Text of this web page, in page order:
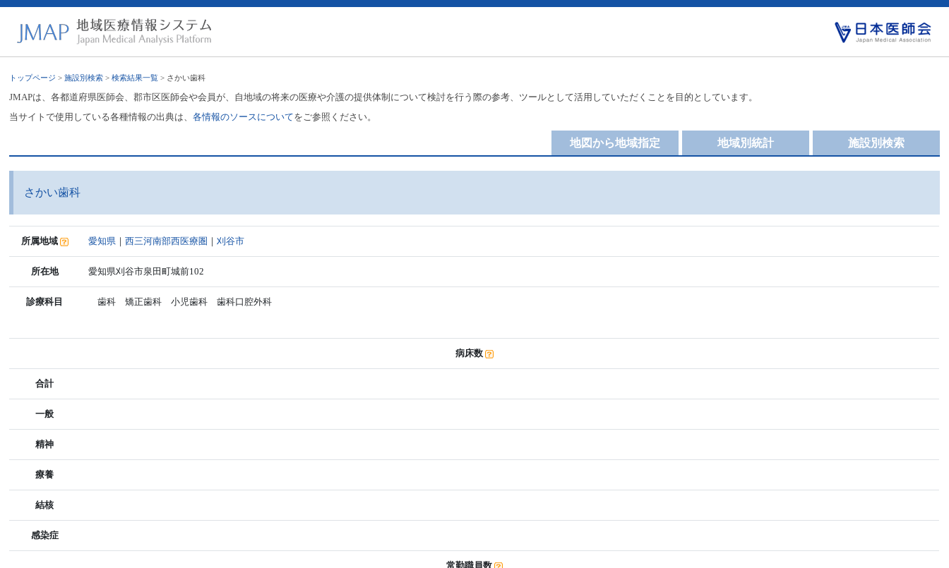
トップページ >施設別検索 >検索結果一覧 > さかい歯科
JMAPは、各都道府県医師会、郡市区医師会や会員が、自地域の将来の医療や介護の提供体制について検討を行う際の参考、ツールとして活用していただくことを目的としています。
当サイトで使用している各種情報の出典は、各情報のソースについてをご参照ください。
施設別検索
地域別統計
地図から地域指定
さかい歯科
所属地域 愛知県 ｜西三河南部西医療圏 ｜刈谷市
所在地 愛知県刈谷市泉田町城前102
診療科目 歯科 矯正歯科 小児歯科 歯科口腔外科
病床数
合計
一般
精神
療養
結核
感染症
常勤職員数